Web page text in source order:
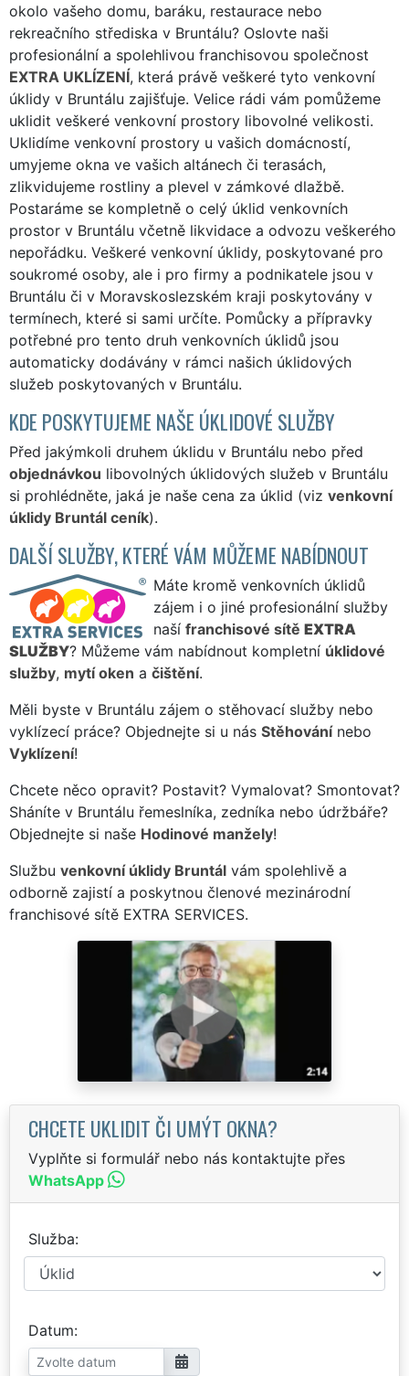
okolo vašeho domu, baráku, restaurace nebo
rekreačního střediska v Bruntálu? Oslovte naši
profesionální a spolehlivou franchisovou společnost
EXTRA UKLÍZENÍ, která právě veškeré tyto venkovní
úklidy v Bruntálu zajišťuje. Velice rádi vám pomůžeme
uklidit veškeré venkovní prostory libovolné velikosti.
Uklidíme venkovní prostory u vašich domácností,
umyjeme okna ve vašich altánech či terasách,
zlikvidujeme rostliny a plevel v zámkové dlažbě.
Postaráme se kompletně o celý úklid venkovních
prostor v Bruntálu včetně likvidace a odvozu veškerého
nepořádku. Veškeré venkovní úklidy, poskytované pro
soukromé osoby, ale i pro firmy a podnikatele jsou v
Bruntálu či v Moravskoslezském kraji poskytovány v
termínech, které si sami určíte. Pomůcky a přípravky
potřebné pro tento druh venkovních úklidů jsou
automaticky dodávány v rámci našich úklidových
služeb poskytovaných v Bruntálu.
KDE POSKYTUJEME NAŠE ÚKLIDOVÉ SLUŽBY
Před jakýmkoli druhem úklidu v Bruntálu nebo před
objednávkou libovolných úklidových služeb v Bruntálu
si prohlédněte, jaká je naše cena za úklid (viz venkovní
úklidy Bruntál ceník).
DALŠÍ SLUŽBY, KTERÉ VÁM MŮŽEME NABÍDNOUT
Máte kromě venkovních úklidů
zájem i o jiné profesionální služby
naší franchisové sítě EXTRA
SLUŽBY? Můžeme vám nabídnout kompletní úklidové
služby, mytí oken a čištění.
Měli byste v Bruntálu zájem o stěhovací služby nebo
vyklízecí práce? Objednejte si u nás Stěhovánínebo
Vyklízení!
Chcete něco opravit? Postavit? Vymalovat? Smontovat?
Sháníte v Bruntálu řemeslníka, zedníka nebo údržbáře?
Objednejte si naše Hodinové manžely!
Službu venkovní úklidy Bruntál vám spolehlivě a
odborně zajistí a poskytnou členové mezinárodní
franchisové sítě EXTRA SERVICES.
CHCETE UKLIDIT ČI UMÝT OKNA?
Vyplňte si formulář nebo nás kontaktujte přes
WhatsApp
Služba
Datum